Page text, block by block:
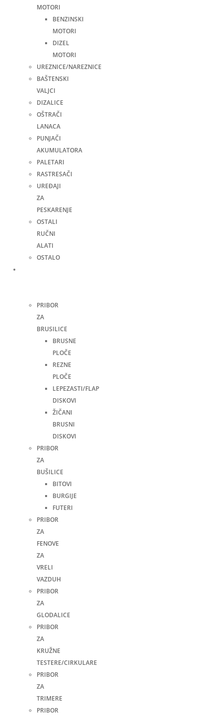
MOTORI
BENZINSKI
MOTORI
DIZEL
MOTORI
UREZNICE/NAREZNICE
BAŠTENSKI
VALJCI
DIZALICE
OŠTRAČI
LANACA
PUNJAČI
AKUMULATORA
PALETARI
RASTRESAČI
UREĐAJI
ZA
PESKARENJE
OSTALI
RUČNI
ALATI
OSTALO
PRIBOR
ZA
BRUSILICE
BRUSNE
PLOČE
REZNE
PLOČE
LEPEZASTI/FLAP
DISKOVI
ŽIČANI
BRUSNI
DISKOVI
PRIBOR
ZA
BUŠILICE
BITOVI
BURGIJE
FUTERI
PRIBOR
ZA
FENOVE
ZA
VRELI
VAZDUH
PRIBOR
ZA
GLODALICE
PRIBOR
ZA
KRUŽNE
TESTERE/CIRKULARE
PRIBOR
ZA
TRIMERE
PRIBOR